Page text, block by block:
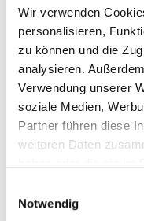
Wir verwenden
personalisieren,
zu können und die
analysieren.
Verwendung unserer
soziale Medien,
Partner führen diese
weiteren Daten
Notwendig
22. Juli 2026
Weiterlesen